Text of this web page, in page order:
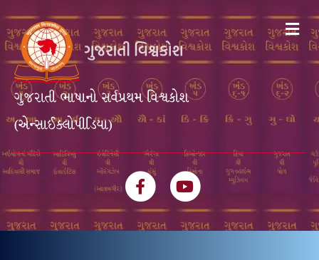
ગુજરાતી ભાષાનો સર્વપ્રથમ વિશ્વકોશ
(એન્સાઈક્લોપીડિયા)
FacebookYoutube